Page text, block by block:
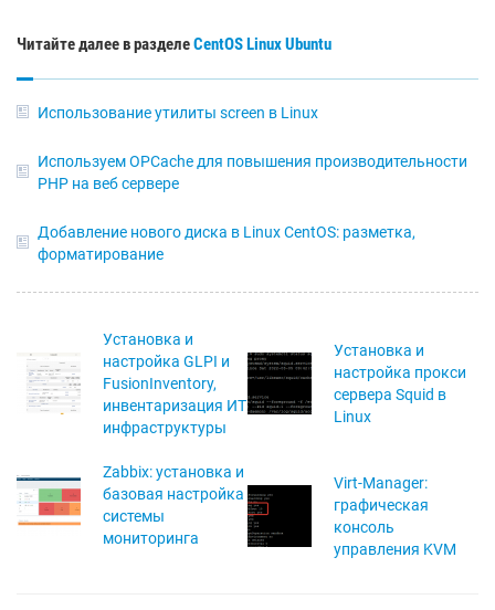
Читайте далее в разделеCentOSLinuxUbuntu
Использование утилиты screen в Linux
Используем OPCache для повышения производительности
PHP на веб сервере
Добавление нового диска в Linux CentOS: разметка,
форматирование
Установка и
настройка GLPI и
FusionInventory,
инвентаризация ИТ
инфраструктуры
Установка и
настройка прокси
сервера Squid в
Linux
Zabbix: установка и
базовая настройка
системы
мониторинга
Virt-Manager:
графическая
консоль
управления KVM